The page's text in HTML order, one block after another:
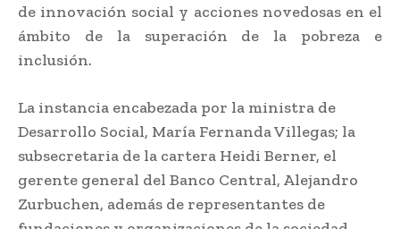
de innovación social y acciones novedosas en el
ámbito de la superación de la pobreza e
inclusión.
La instancia encabezada por la ministra de
Desarrollo Social, María Fernanda Villegas; la
subsecretaria de la cartera Heidi Berner, el
gerente general del Banco Central, Alejandro
Zurbuchen, además de representantes de